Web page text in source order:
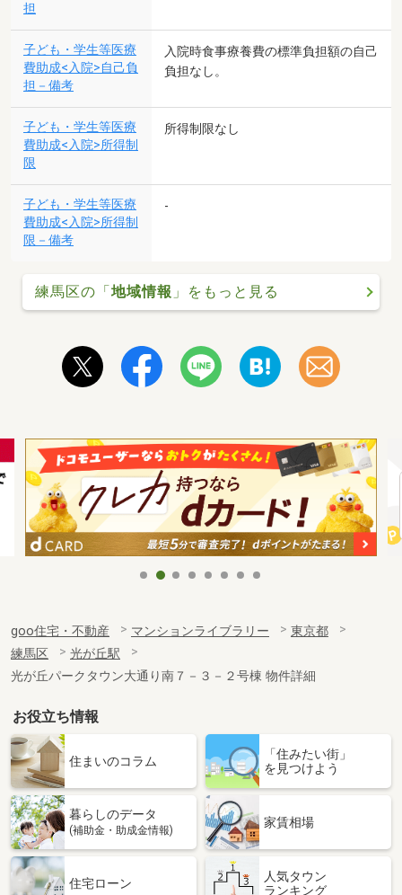
担
子ども・学生等医療
費助成<入院>自己負
担－備考
入院時食事療養費の標準負担額の自己
負担なし。
子ども・学生等医療
費助成<入院>所得制
限
所得制限なし
子ども・学生等医療
費助成<入院>所得制
限－備考
-
練馬区の「地域情報 」をもっと見る
goo住宅・不動産 マンションライブラリー
東京都
練馬区
光が丘駅
光が丘パークタウン大通り南７－３－２号棟 物件詳細
お役立ち情報
住まいのコラム
「住みたい街」
を見つけよう
暮らしのデータ
(補助金・助成金情報)
家賃相場
住宅ローン
人気タウン
ランキング